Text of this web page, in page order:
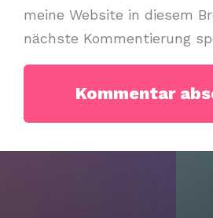
meine Website in diesem
nächste Kommentierung